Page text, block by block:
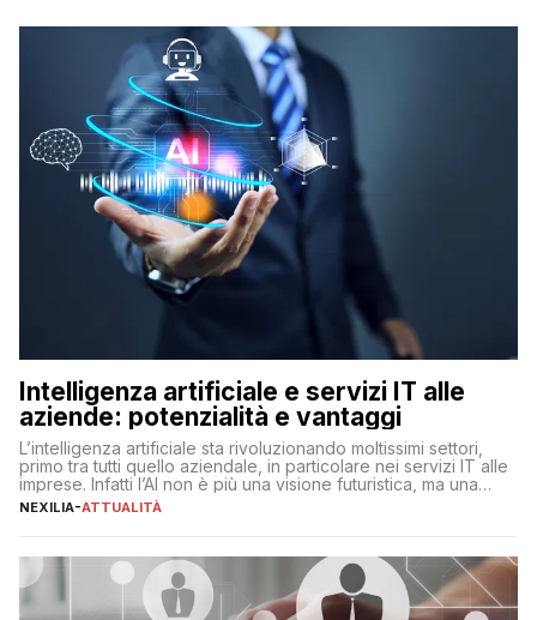
Intelligenza artificiale e servizi IT alle
aziende: potenzialità e vantaggi
L’intelligenza artificiale sta rivoluzionando moltissimi settori,
primo tra tutti quello aziendale, in particolare nei servizi IT alle
imprese. Infatti l’AI non è più una visione futuristica, ma una
realtà operativa che sta portando a un cambio significativo in
operazioni, bensì comporta […]
NEXILIA-ATTUALITÀ